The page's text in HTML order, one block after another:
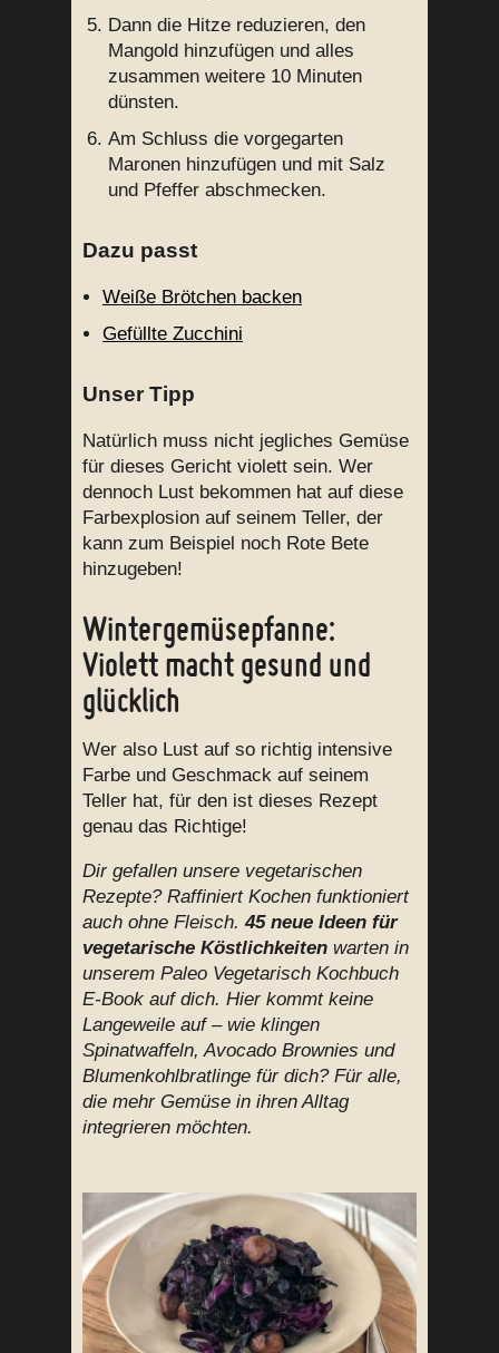
Dann die Hitze reduzieren, den
Mangold hinzufügen und alles
zusammen weitere 10 Minuten
dünsten.
Am Schluss die vorgegarten
Maronen hinzufügen und mit Salz
und Pfeffer abschmecken.
Dazu passt
Weiße Brötchen backen
Gefüllte Zucchini
Unser Tipp
Natürlich muss nicht jegliches Gemüse
für dieses Gericht violett sein. Wer
dennoch Lust bekommen hat auf diese
Farbexplosion auf seinem Teller, der
kann zum Beispiel noch Rote Bete
hinzugeben!
Wintergemüsepfanne:
Violett macht gesund und
glücklich
Wer also Lust auf so richtig intensive
Farbe und Geschmack auf seinem
Teller hat, für den ist dieses Rezept
genau das Richtige!
Dir gefallen unsere vegetarischen
Rezepte? Raffiniert Kochen funktioniert
auch ohne Fleisch.45 neue Ideen für
vegetarische Köstlichkeiten warten in
unserem Paleo Vegetarisch Kochbuch
E-Book auf dich. Hier kommt keine
Langeweile auf – wie klingen
Spinatwaffeln, Avocado Brownies und
Blumenkohlbratlinge für dich? Für alle,
die mehr Gemüse in ihren Alltag
integrieren möchten.